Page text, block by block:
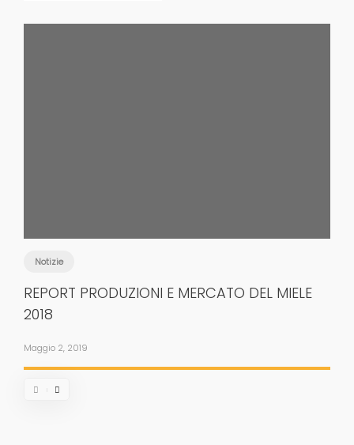
Notizie
REPORT PRODUZIONI E MERCATO DEL MIELE
2018
Maggio 2, 2019